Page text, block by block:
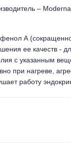
–
А
ее качеств -
с указанным
при нагреве,
работу